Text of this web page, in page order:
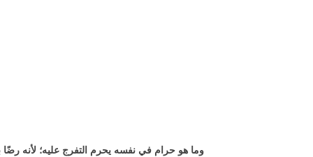
وما هو حرام في نفسه يحرم التفرج عليه؛ لأنه